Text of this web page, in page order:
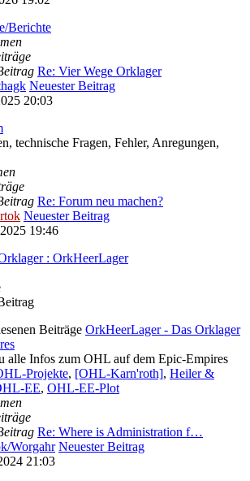
Berichte
Re: Vier Wege Orklager
Neuester Beitrag
20:03
technische Fragen, Fehler, Anregungen,
Re: Forum neu machen?
Neuester Beitrag
19:46
: OrkHeerLager
OrkHeerLager - Das Orklager
alle Infos zum OHL auf dem Epic-Empires
Projekte, [OHL-Karn'roth], Heiler &
EE, OHL-EE-Plot
Re: Where is Administration f…
Worgahr Neuester Beitrag
21:03